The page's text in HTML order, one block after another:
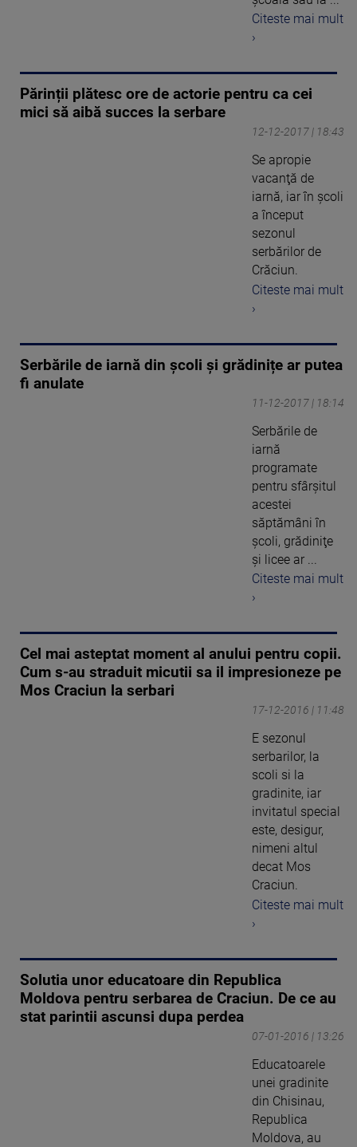
Citeste mai mult
›
Părinții plătesc ore de actorie pentru ca cei
mici să aibă succes la serbare
12-12-2017 | 18:43
Se apropie
vacanţă de
iarnă, iar în şcoli
a început
sezonul
serbărilor de
Crăciun.
Citeste mai mult
›
Serbările de iarnă din școli și grădinițe ar putea
fi anulate
11-12-2017 | 18:14
Serbările de
iarnă
programate
pentru sfârşitul
acestei
săptămâni în
şcoli, grădiniţe
şi licee ar ...
Citeste mai mult
›
Cel mai asteptat moment al anului pentru copii.
Cum s-au straduit micutii sa il impresioneze pe
Mos Craciun la serbari
17-12-2016 | 11:48
E sezonul
serbarilor, la
scoli si la
gradinite, iar
invitatul special
este, desigur,
nimeni altul
decat Mos
Craciun.
Citeste mai mult
›
Solutia unor educatoare din Republica
Moldova pentru serbarea de Craciun. De ce au
stat parintii ascunsi dupa perdea
07-01-2016 | 13:26
Educatoarele
unei gradinite
din Chisinau,
Republica
Moldova, au